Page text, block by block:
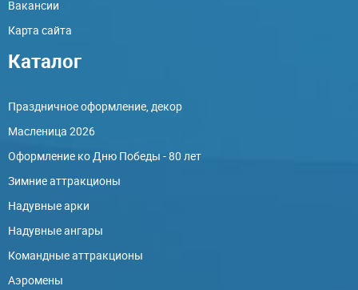
Вакансии
Карта сайта
Каталог
Праздничное оформление, декор
Масленица 2026
Оформление ко Дню Победы - 80 лет
Зимние аттракционы
Надувные арки
Надувные ангары
Командные аттракционы
Аэромены